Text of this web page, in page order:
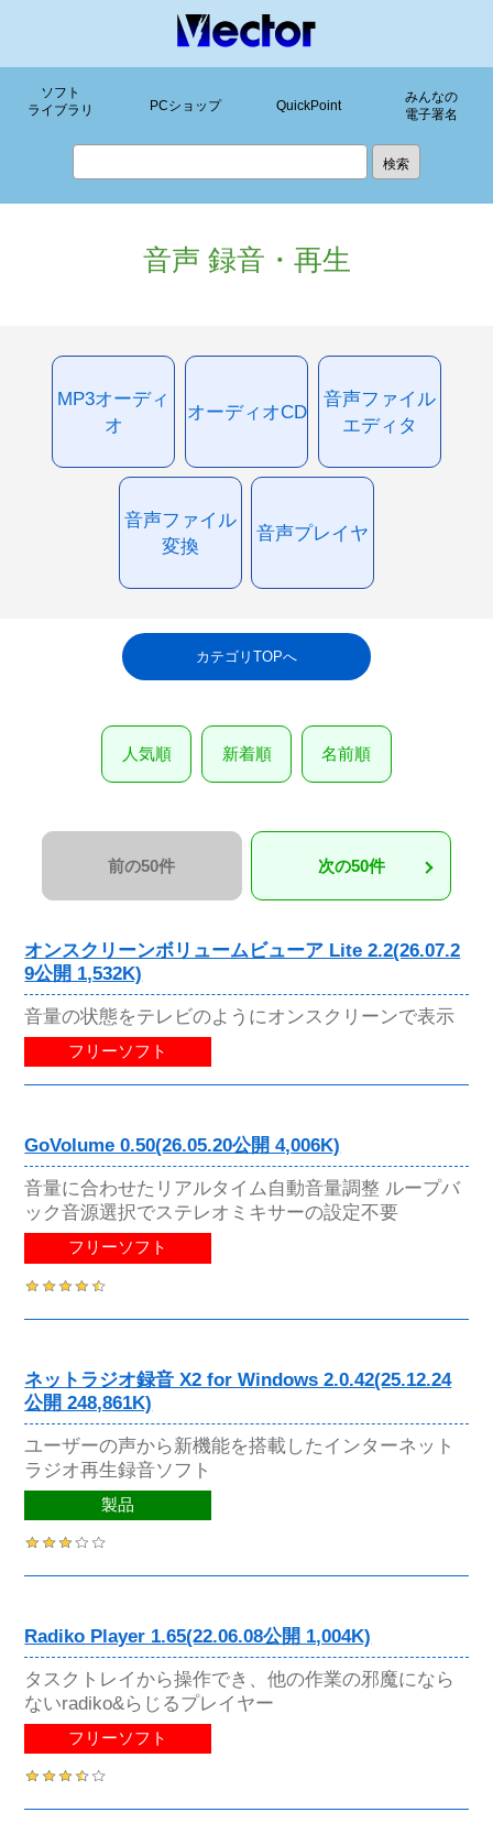
ソフト
ライブラリ
PCショップ QuickPoint
みんなの
電子署名
音声 録音・再生
MP3オーディ
オ
オーディオCD
音声ファイル
エディタ
音声ファイル
変換
音声プレイヤ
カテゴリTOPへ
人気順 新着順 名前順
前の50件 次の50件
オンスクリーンボリュームビューア Lite 2.2(26.07.2
9公開 1,532K)
音量の状態をテレビのようにオンスクリーンで表示
フリーソフト
GoVolume 0.50(26.05.20公開 4,006K)
音量に合わせたリアルタイム自動音量調整 ループバ
ック音源選択でステレオミキサーの設定不要
フリーソフト
ネットラジオ録音 X2 for Windows 2.0.42(25.12.24
公開 248,861K)
ユーザーの声から新機能を搭載したインターネット
ラジオ再生録音ソフト
製品
Radiko Player 1.65(22.06.08公開 1,004K)
タスクトレイから操作でき、他の作業の邪魔になら
ないradiko&らじるプレイヤー
フリーソフト